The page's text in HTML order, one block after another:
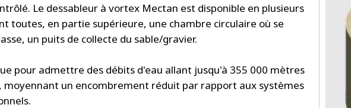
Le dessableur à vortex Mectan est disponible en plusieurs
toutes, en partie supérieure, une chambre circulaire où se
un puits de collecte du sable/gravier.
pour admettre des débits d'eau allant jusqu'à 355 000 mètres
moyennant un encombrement réduit par rapport aux systèmes